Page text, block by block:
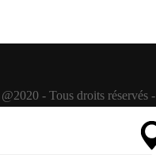
@2020 - Tous droits réservés -